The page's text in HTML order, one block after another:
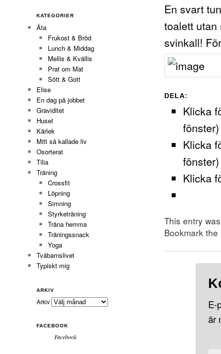
En svart
toalett
svinkall!
DELA:
Klicka
fönster)
Klicka
fönster)
Klicka
This entry
Bookmark the
E-
är
KATEGORIER
Äta
Frukost & Bröd
Lunch & Middag
Mellis & Kvällis
Prat om Mat
Sött & Gott
Elise
En dag på jobbet
Graviditet
Huset
Kärlek
Mitt så kallade liv
Osorterat
Tilia
Träning
Crossfit
Löpning
Simning
Styrketräning
Träna hemma
Träningssnack
Yoga
Tvåbarnslivet
Typiskt mig
ARKIV
Arkiv
FACEBOOK
Facebook